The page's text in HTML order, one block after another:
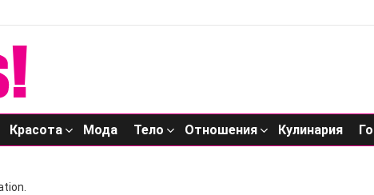
Красота Мода Тело Отношения Кулинария